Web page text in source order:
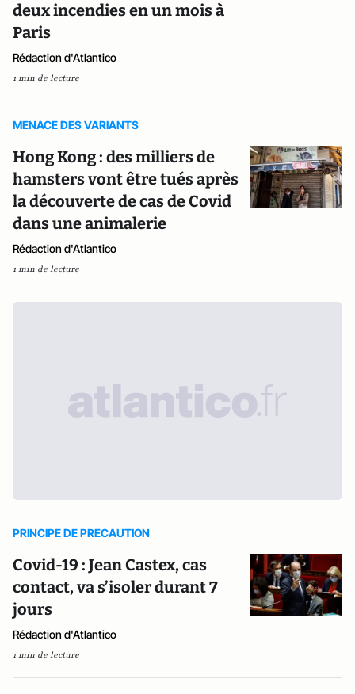
deux incendies en un mois à
Paris
Rédaction d'Atlantico
1 min de lecture
MENACE DES VARIANTS
Hong Kong : des milliers de
hamsters vont être tués après
la découverte de cas de Covid
dans une animalerie
Rédaction d'Atlantico
1 min de lecture
PRINCIPE DE PRECAUTION
Covid-19 : Jean Castex, cas
contact, va s’isoler durant 7
jours
Rédaction d'Atlantico
1 min de lecture